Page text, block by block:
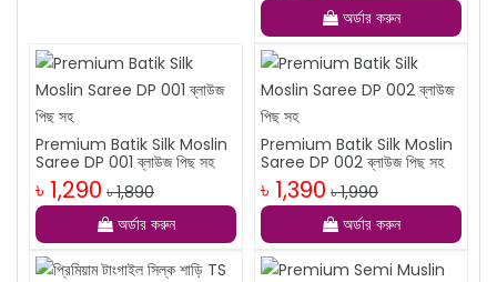
অর্ডার করুন
Premium Batik Silk Moslin
Saree DP 001 ব্লাউজ পিছ সহ
৳ 1,290 ৳ 1,890
অর্ডার করুন
Premium Batik Silk Moslin
Saree DP 002 ব্লাউজ পিছ সহ
৳ 1,390 ৳ 1,990
অর্ডার করুন